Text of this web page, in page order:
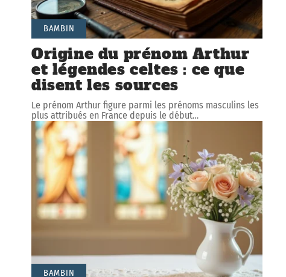
BAMBIN
Origine du prénom Arthur
et légendes celtes : ce que
disent les sources
Le prénom Arthur figure parmi les prénoms masculins les
plus attribués en France depuis le début…
BAMBIN